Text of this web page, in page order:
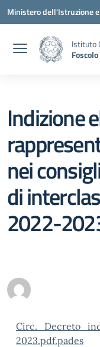
Vai ai contenuti
Vai al menu di navigazione
Vai al footer
Ministero dell'Istruzione
Istituto
Indizione
nei
di
2022-
2023.pdf.pades